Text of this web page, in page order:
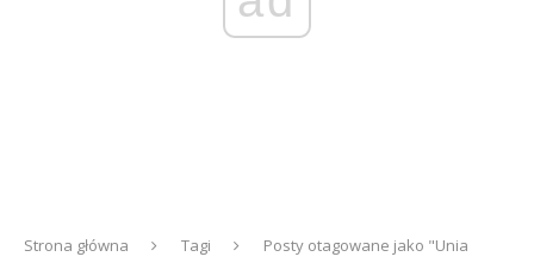
Strona główna Tagi
Posty otagowane jako "Unia